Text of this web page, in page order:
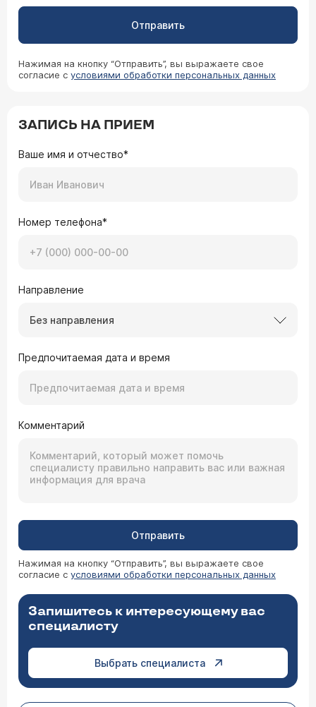
Отправить
Нажимая на кнопку “Отправить”, вы выражаете свое
согласие с условиями обработки персональных данных
ЗАПИСЬ НА ПРИЕМ
Ваше имя и отчество*
Номер телефона*
Направление
Без направления
Предпочитаемая дата и время
Комментарий
Отправить
Нажимая на кнопку “Отправить”, вы выражаете свое
согласие с условиями обработки персональных данных
Запишитесь к интересующему вас
специалисту
Выбрать специалиста